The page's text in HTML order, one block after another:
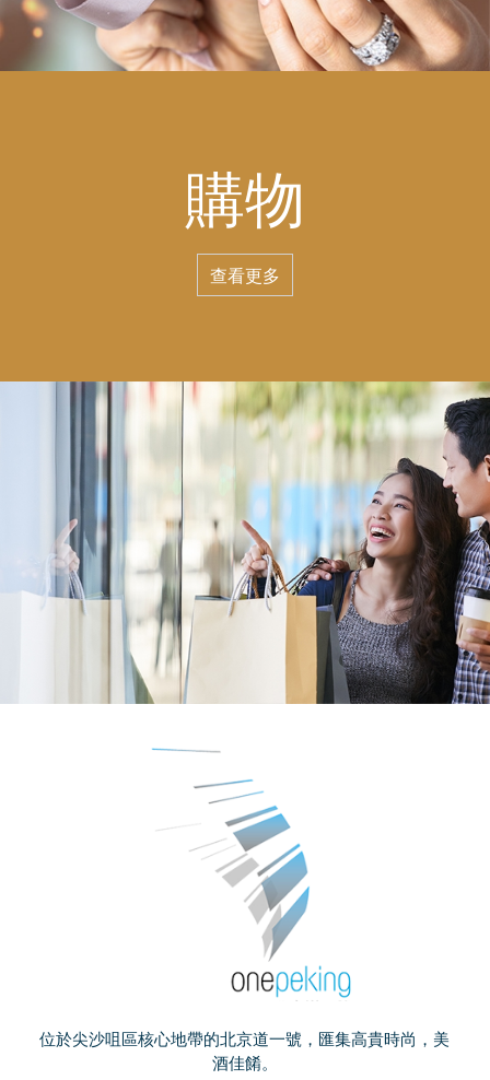
購物
查看更多
位於尖沙咀區核心地帶的北京道一號，匯集高貴時尚，美
酒佳餚。